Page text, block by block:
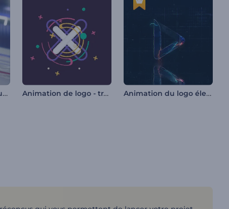
Ouverture pour le tournoi de hockey Animation de logo - transformation des formes Animation du logo électrifiée pour les jeux vidéo